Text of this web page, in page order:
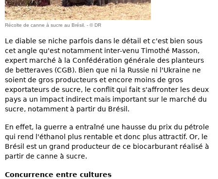
Récolte de canne à sucre au Brésil. - © DR
Le diable se niche parfois dans le détail et c'est bien sous
cet angle qu'est notamment inter-venu Timothé Masson,
expert marché à la Confédération générale des planteurs
de betteraves (CGB). Bien que ni la Russie ni l'Ukraine ne
soient de gros producteurs et encore moins de gros
exportateurs de sucre, le conflit qui fait s'affronter les deux
pays a un impact indirect mais important sur le marché du
sucre, notamment à partir du Brésil.
En effet, la guerre a entraîné une hausse du prix du pétrole
qui rend l'éthanol plus rentable et donc plus attractif. Or, le
Brésil est un grand producteur de ce biocarburant réalisé à
partir de canne à sucre.
Concurrence entre cultures